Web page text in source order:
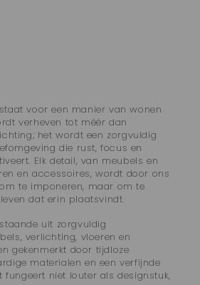
voor een manier van wonen
verheven tot méér dan
het wordt een zorgvuldig
die rust, focus en
Elk detail, van meubels en
en accessoires, wordt door ons
te imponeren, maar om te
dat erin plaatsvindt.
uit zorgvuldig
verlichting, vloeren en
gekenmerkt door tijdloze
materialen en een verfijnde
fungeert niet louter als designstuk,